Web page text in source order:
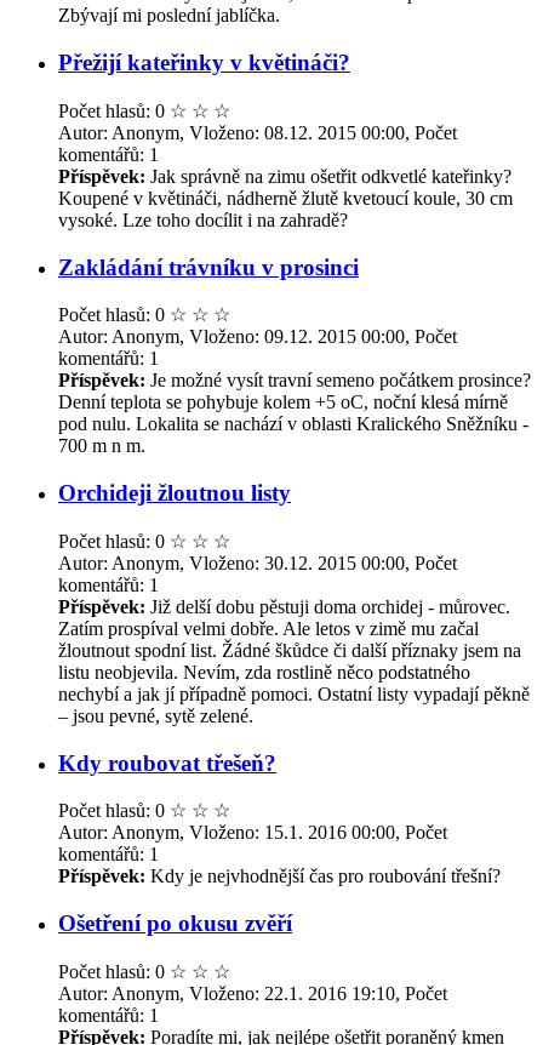
Zbývají mi poslední jablíčka.
Přežijí kateřinky v květináči?
Počet hlasů: 0 ☆ ☆ ☆
Autor: Anonym, Vloženo: 08.12. 2015 00:00, Počet
komentářů: 1
Příspěvek: Jak správně na zimu ošetřit odkvetlé kateřinky?
Koupené v květináči, nádherně žlutě kvetoucí koule, 30 cm
vysoké. Lze toho docílit i na zahradě?
Zakládání trávníku v prosinci
Počet hlasů: 0 ☆ ☆ ☆
Autor: Anonym, Vloženo: 09.12. 2015 00:00, Počet
komentářů: 1
Příspěvek: Je možné vysít travní semeno počátkem prosince?
Denní teplota se pohybuje kolem +5 oC, noční klesá mírně
pod nulu. Lokalita se nachází v oblasti Kralického Sněžníku -
700 m n m.
Orchideji žloutnou listy
Počet hlasů: 0 ☆ ☆ ☆
Autor: Anonym, Vloženo: 30.12. 2015 00:00, Počet
komentářů: 1
Příspěvek: Již delší dobu pěstuji doma orchidej - můrovec.
Zatím prospíval velmi dobře. Ale letos v zimě mu začal
žloutnout spodní list. Žádné škůdce či další příznaky jsem na
listu neobjevila. Nevím, zda rostlině něco podstatného
nechybí a jak jí případně pomoci. Ostatní listy vypadají pěkně
– jsou pevné, sytě zelené.
Kdy roubovat třešeň?
Počet hlasů: 0 ☆ ☆ ☆
Autor: Anonym, Vloženo: 15.1. 2016 00:00, Počet
komentářů: 1
Příspěvek: Kdy je nejvhodnější čas pro roubování třešní?
Ošetření po okusu zvěří
Počet hlasů: 0 ☆ ☆ ☆
Autor: Anonym, Vloženo: 22.1. 2016 19:10, Počet
komentářů: 1
Příspěvek: Poradíte mi, jak nejlépe ošetřit poraněný kmen